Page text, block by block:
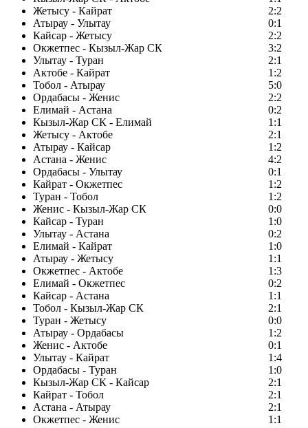
Жетысу - Кайрат
2:2
Атырау - Улытау
0:1
Кайсар - Жетысу
2:2
Окжетпес - Кызыл-Жар СК
3:2
Улытау - Туран
2:1
Актобе - Кайрат
1:2
Тобол - Атырау
5:0
Ордабасы - Женис
2:2
Елимай - Астана
0:2
Кызыл-Жар СК - Елимай
1:1
Жетысу - Актобе
2:1
Атырау - Кайсар
1:2
Астана - Женис
4:2
Ордабасы - Улытау
0:1
Кайрат - Окжетпес
1:2
Туран - Тобол
1:2
Женис - Кызыл-Жар СК
0:0
Кайсар - Туран
1:0
Улытау - Астана
0:2
Елимай - Кайрат
1:0
Атырау - Жетысу
1:1
Окжетпес - Актобе
1:3
Елимай - Окжетпес
0:2
Кайсар - Астана
1:1
Тобол - Кызыл-Жар СК
2:1
Туран - Жетысу
0:0
Атырау - Ордабасы
1:2
Женис - Актобе
0:1
Улытау - Кайрат
1:4
Ордабасы - Туран
1:0
Кызыл-Жар СК - Кайсар
2:1
Кайрат - Тобол
2:1
Астана - Атырау
2:1
Окжетпес - Женис
1:1